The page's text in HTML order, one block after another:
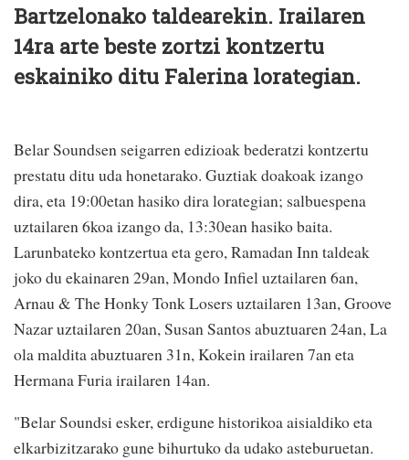
Bartzelonako taldearekin. Irailaren
14ra arte beste zortzi kontzertu
eskainiko ditu Falerina lorategian.
Belar Soundsen seigarren edizioak bederatzi kontzertu
prestatu ditu uda honetarako. Guztiak doakoak izango
dira, eta 19:00etan hasiko dira lorategian; salbuespena
uztailaren 6koa izango da, 13:30ean hasiko baita.
Larunbateko kontzertua eta gero, Ramadan Inn taldeak
joko du ekainaren 29an, Mondo Infiel uztailaren 6an,
Arnau & The Honky Tonk Losers uztailaren 13an, Groove
Nazar uztailaren 20an, Susan Santos abuztuaren 24an, La
ola maldita abuztuaren 31n, Kokein irailaren 7an eta
Hermana Furia irailaren 14an.
"Belar Soundsi esker, erdigune historikoa aisialdiko eta
elkarbizitzarako gune bihurtuko da udako asteburuetan.